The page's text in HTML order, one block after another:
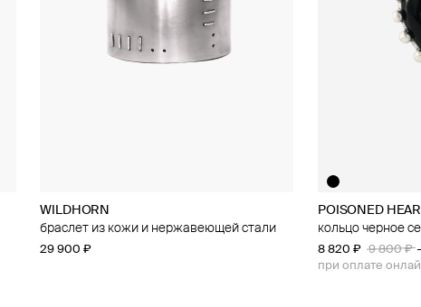
WILDHORN
браслет из кожи и нержавеющей стали
29 900 ₽
POISONED
кольцо черное
8 820 ₽ 9 800 ₽
при оплате